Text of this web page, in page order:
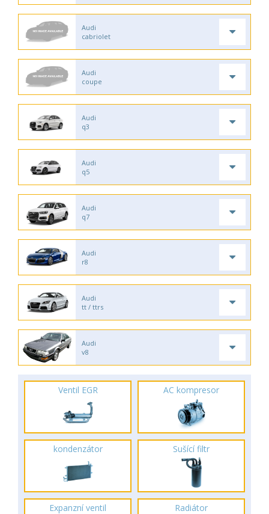
Audi
cabriolet
Audi
coupe
Audi
q3
Audi
q5
Audi
q7
Audi
r8
Audi
tt / ttrs
Audi
v8
Ventil EGR AC kompresor
kondenzátor Sušící filtr
Expanzní ventil Radiátor